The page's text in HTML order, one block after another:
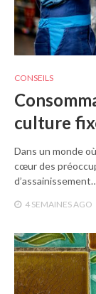
CONSEILS
culture
Dans un monde
cœur des
4 SEMAINESAGO